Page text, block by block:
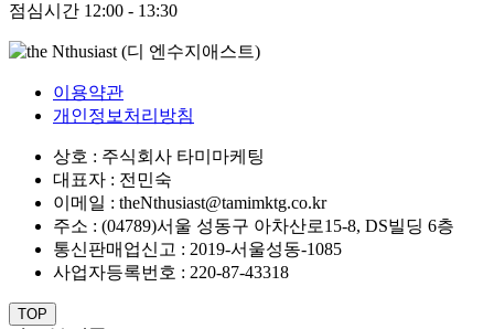
점심시간 12:00 - 13:30
이용약관
개인정보처리방침
상호 : 주식회사 타미마케팅
대표자 : 전민숙
이메일 : theNthusiast@tamimktg.co.kr
주소 : (04789)서울 성동구 아차산로15-8, DS빌딩 6층
통신판매업신고 : 2019-서울성동-1085
사업자등록번호 : 220-87-43318
TOP